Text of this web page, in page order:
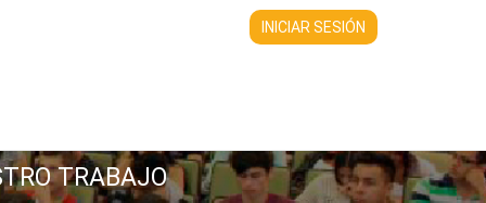
TRABAJO